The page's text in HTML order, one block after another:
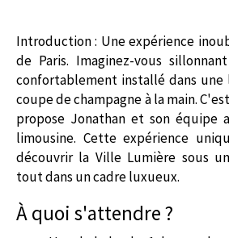
Introduction : Une expérience
de Paris. Imaginez-vous
confortablement installé dans une
coupe de champagne à la main.
propose Jonathan et son équipe
limousine. Cette expérience
découvrir la Ville Lumière sous
tout dans un cadre luxueux.
À quoi s'attendre ?